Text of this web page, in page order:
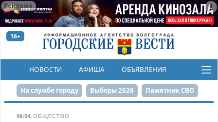
Реклама
16+
НОВОСТИ АФИША ОБЪЯВЛЕНИЯ
КОНКУРСЫ
На службе городу Выборы 2026 Памятник СВО
09:54, ОБЩЕСТВО